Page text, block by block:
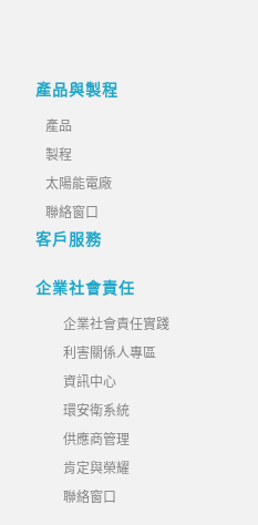
產品與製程
產品
製程
太陽能電廠
聯絡窗口
客戶服務
企業社會責任
企業社會責任實踐
利害關係人專區
資訊中心
環安衛系統
供應商管理
肯定與榮耀
聯絡窗口